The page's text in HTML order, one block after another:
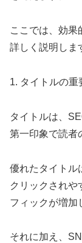
ここでは、効果
詳しく説明しま
1. タイトルの重
タイトルは、
第一印象で読者
優れたタイトル
クリックされや
フィックが増加
それに加え、